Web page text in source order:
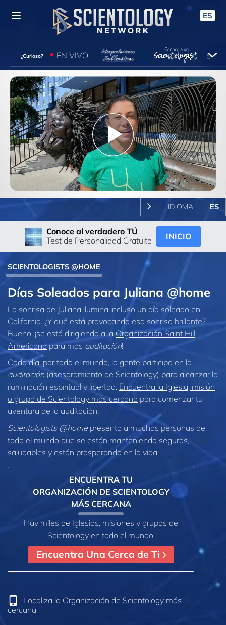
ES
¿Curioso? EN VIVO
Play
Video
IDIOMA: ES
Conoce al verdadero TÚ
Test de Personalidad Gratuito
INICIO
SCIENTOLOGISTS @HOME
Días Soleados para Juliana @home
La sonrisa de Juliana ilumina incluso un día soleado en
California. ¿Y qué está provocando esa sonrisa brillante?
Bueno, ¡se está dirigiendo a laOrganización Saint Hill
Americanapara más auditación!
Cada día, por todo el mundo, la gente participa en la
auditación(asesoramiento de Scientology) para alcanzar la
iluminación espiritual y libertad. Encuentra la Iglesia, misión
o grupo de Scientology más cercano para comenzar tu
aventura de la auditación.
Scientologists @home presenta a muchas personas de
todo el mundo que se están manteniendo seguras,
saludables y están prosperando en la vida.
ENCUENTRA TU
ORGANIZACIÓN DE SCIENTOLOGY
MÁS CERCANA
Hay miles de Iglesias, misiones y grupos de
Scientology en todo el mundo.
Encuentra Una Cerca de Ti
Localiza la Organización de Scientology más
cercana